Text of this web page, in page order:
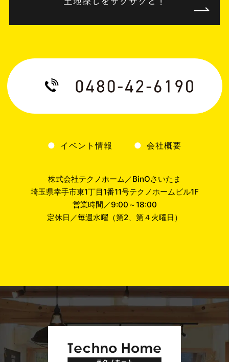
イベント情報 会社概要
株式会社テクノホーム／BinOさいたま
埼玉県幸手市東1丁目1番11号テクノホームビル1F
営業時間／9:00～18:00
定休日／毎週水曜（第2、第４火曜日）